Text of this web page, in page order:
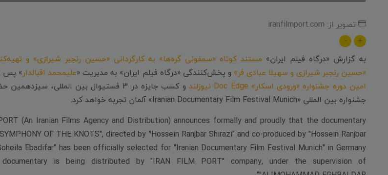
تصویر از: iranfilmport.com
+
-
به گزارش «درگاه فیلم ایران» مستند کوتاه «سمفونی گره‌ها» به کارگردانی «حسین رنجبر شیرازی» و
«حسین رنجبر شیرازی و سهیلا عبادی فر» و پخش‌کنندگی «درگاه فیلم ایران» به مدیریت «علیمحمد اقبالدار» پس
امین دوره جشنواره «ورودی اسکار» Doc Edge نیوزلند
و کسب جایزه در 3 فستیوال بین المللی،
جشنواره بین المللی «Iranian Documentary Film Festival Munich» آلمان تجربه خواهد کرد.
(An Iranian Films Agency and Distribution) announces formally and proudly that the documentary
OF THE KNOTS", directed by "Hossein Ranjbar Shirazi" and co-produced by "Hossein Ranjbar
Ebadifar" has been officially selected for "Iranian Documentary Film Festival Munich" in Germany
is being distributed by "IRAN FILM PORT" company, under the supervision of